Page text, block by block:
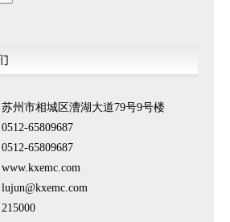
州市相城区漕湖大道79号9号楼
65809687
65809687
lujun@kxemc.com